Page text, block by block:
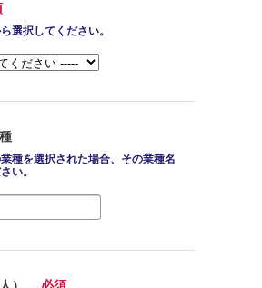
選択してください。
業種を選択された場合、その業種名
い。